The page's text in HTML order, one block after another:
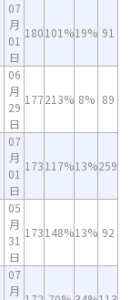
07
月
01
日
180101%19% 91
06
月
29
日
177213% 8% 89
07
月
01
日
173117%13%259
05
月
31
日
173148%13% 92
07
月